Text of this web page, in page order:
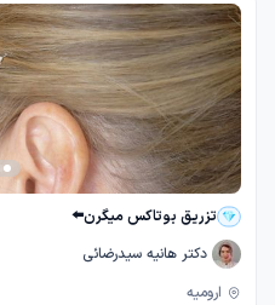
تزریق بوتاکس میگرن⬅️
دکتر هانیه سیدرضائی
ارومیه